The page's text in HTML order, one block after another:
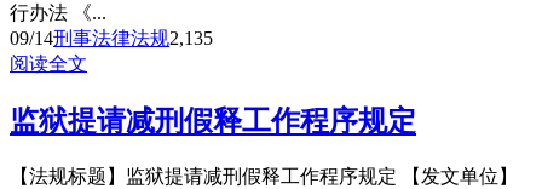
行办法 《...
09/14刑事法律法规2,135
阅读全文
监狱提请减刑假释工作程序规定
【法规标题】监狱提请减刑假释工作程序规定 【发文单位】